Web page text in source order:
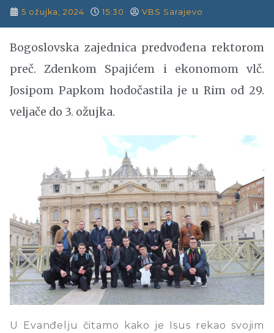
5 ožujka, 2024 15:30 VBS Sarajevo
Bogoslovska zajednica predvođena rektorom
preč. Zdenkom Spajićem i ekonomom vlč.
Josipom Papkom hodočastila je u Rim od 29.
veljače do 3. ožujka.
U Evanđelju čitamo kako je Isus rekao svojim